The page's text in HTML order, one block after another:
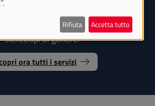
fondato sui principi di pari
inclusività e rispetto della
da molestie, discriminazioni e
stereotipi di genere.
ora tutti i servizi
Rifiuta Accetta tutto